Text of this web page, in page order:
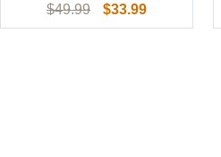
$49.99 $33.99